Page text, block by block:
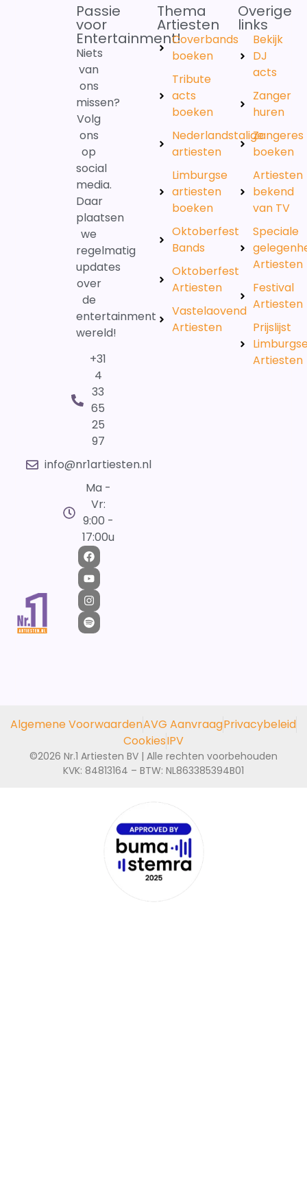
Passie
voor
Entertainment!
Niets
van
ons
missen?
Volg
ons
op
social
media.
Daar
plaatsen
we
regelmatig
updates
over
de
entertainment
wereld!
+31
4
33
65
25
97
info@nr1artiesten.nl
Ma -
Vr:
9:00 -
17:00u
Thema
Artiesten
Coverbands
boeken
Tribute
acts
boeken
Nederlandstalige
artiesten
Limburgse
artiesten
boeken
Oktoberfest
Bands
Oktoberfest
Artiesten
Vastelaovend
Artiesten
Overige
links
Bekijk
DJ
acts
Zanger
huren
Zangeres
boeken
Artiesten
bekend
van TV
Speciale
Artiesten
Festival
Artiesten
Prijslijst
Artiesten
Algemene VoorwaardenAVG AanvraagPrivacybeleid
CookiesIPV
©2026 Nr.1 Artiesten BV | Alle rechten voorbehouden
KVK: 84813164 – BTW: NL863385394B01